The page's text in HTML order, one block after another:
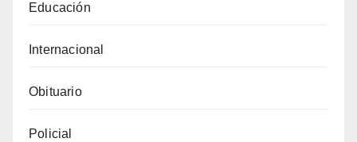
Educación
Internacional
Obituario
Policial